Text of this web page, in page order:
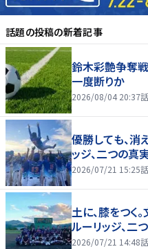
話題の投稿の新着記事
鈴木彩艶争奪
一度断りか
2026/08/04 20:37
優勝しても、消
ッジ、二つの真実
2026/07/21 15:25
土に、膝をつく
ルーリッジ、二
2026/07/21 14:48